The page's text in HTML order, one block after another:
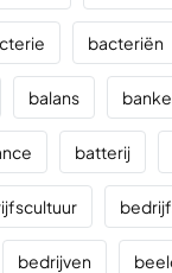
bacteriën
balans
batterij
bedrijven